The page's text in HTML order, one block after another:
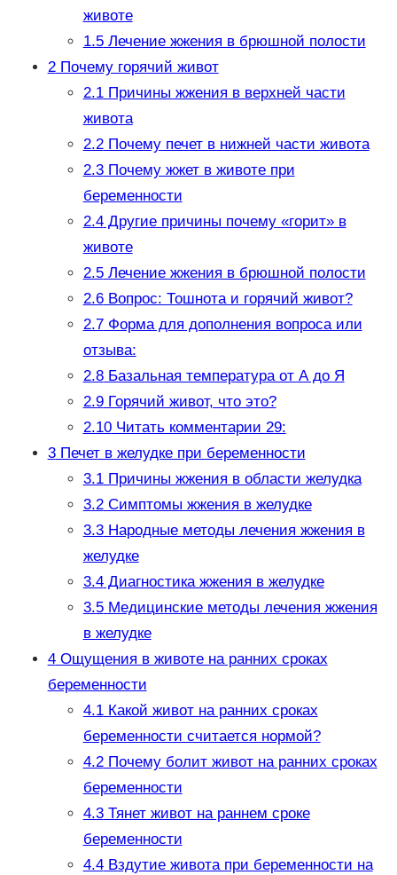
животе
1.5Лечение жжения в брюшной полости
2Почему горячий живот
2.1Причины жжения в верхней части
живота
2.2Почему печет в нижней части живота
2.3Почему жжет в животе при
беременности
2.4Другие причины почему «горит» в
животе
2.5Лечение жжения в брюшной полости
2.6Вопрос: Тошнота и горячий живот?
2.7Форма для дополнения вопроса или
отзыва:
2.8Базальная температура от А до Я
2.9Горячий живот, что это?
2.10Читать комментарии 29:
3Печет в желудке при беременности
3.1Причины жжения в области желудка
3.2Симптомы жжения в желудке
3.3Народные методы лечения жжения в
желудке
3.4Диагностика жжения в желудке
3.5Медицинские методы лечения жжения
в желудке
4Ощущения в животе на ранних сроках
беременности
4.1Какой живот на ранних сроках
беременности считается нормой?
4.2Почему болит живот на ранних сроках
беременности
4.3Тянет живот на раннем сроке
беременности
4.4Вздутие живота при беременности на